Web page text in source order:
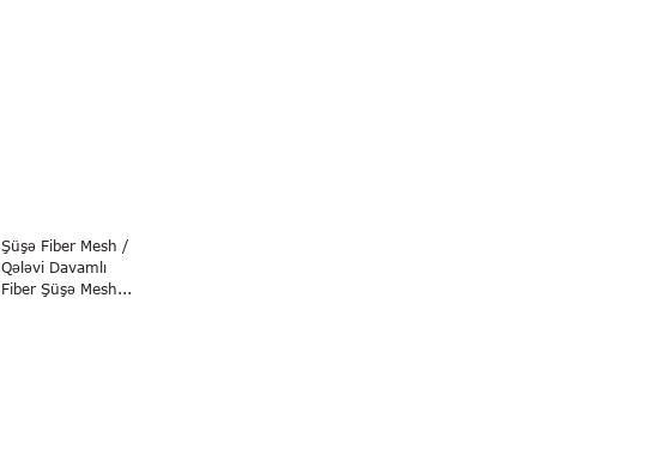
Şüşə Fiber Mesh /
Qələvi Davamlı
Fiber Şüşə Mesh...